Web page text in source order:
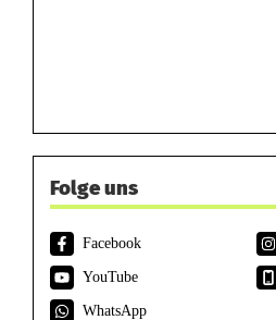
Folge uns
Facebook
YouTube
WhatsApp